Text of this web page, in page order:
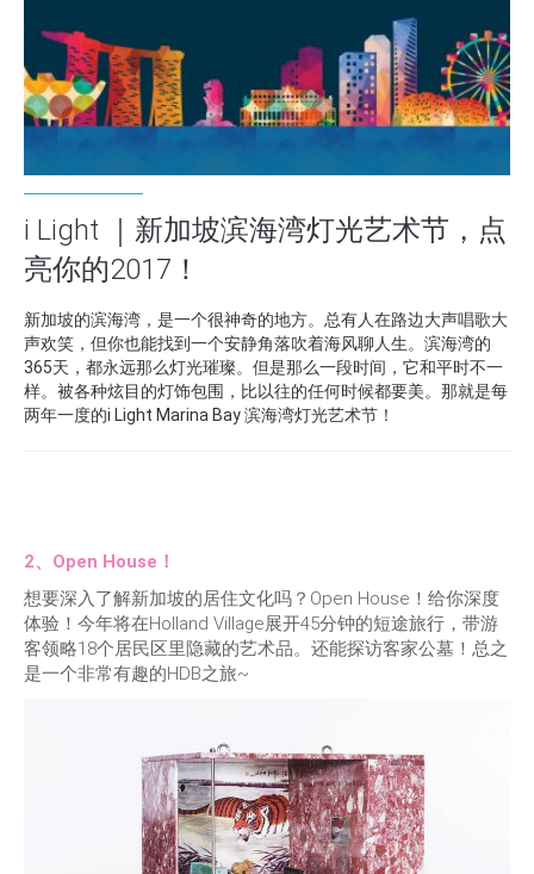
i Light ｜新加坡滨海湾灯光艺术节，点
亮你的2017！
新加坡的滨海湾，是一个很神奇的地方。总有人在路边大声唱歌大
声欢笑，但你也能找到一个安静角落吹着海风聊人生。滨海湾的
365天，都永远那么灯光璀璨。但是那么一段时间，它和平时不一
样。被各种炫目的灯饰包围，比以往的任何时候都要美。那就是每
两年一度的i Light Marina Bay 滨海湾灯光艺术节！
2、Open House！
想要深入了解新加坡的居住文化吗？Open House！给你深度
体验！今年将在Holland Village展开45分钟的短途旅行，带游
客领略18个居民区里隐藏的艺术品。还能探访客家公墓！总之
是一个非常有趣的HDB之旅~